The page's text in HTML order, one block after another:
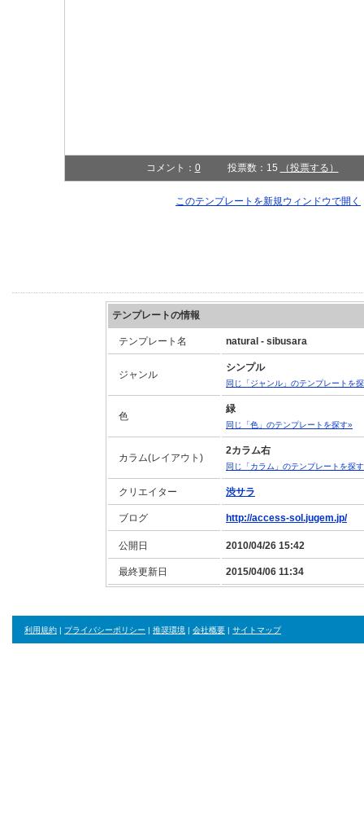
コメント： 0 投票数：15 （投票する）
このテンプレートを新規ウィンドウで開く
テンプレートの情報
テンプレート名 natural - sibusara
ジャンル
シンプル
同じ「ジャンル」のテンプレートを
色
緑
同じ「色」のテンプレートを探す»
カラム(レイアウト)
2カラム右
同じ「カラム」のテンプレートを探
クリエイター 渋サラ
ブログ http://access-sol.jugem.jp/
公開日 2010/04/26 15:42
最終更新日 2015/04/06 11:34
利用規約 | プライバシーポリシー | 推奨環境 | 会社概要 | サイトマップ